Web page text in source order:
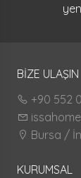
BİZE ULAŞIN
+90 552
Bursa /
KURUMSAL